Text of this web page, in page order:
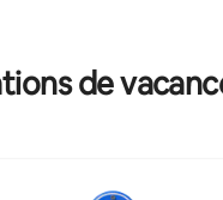
mineurs
de